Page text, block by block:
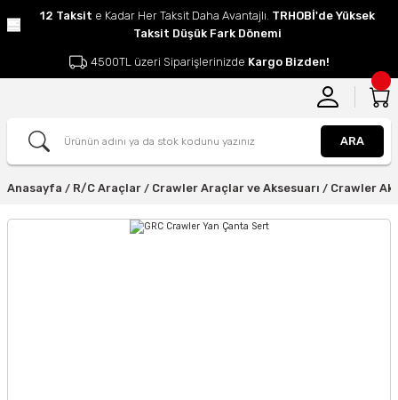
12 Taksit e Kadar Her Taksit Daha Avantajlı. TRHOBİ'de Yüksek
Taksit Düşük Fark Dönemi
4500TL üzeri Siparişlerinizde Kargo Bizden!
ARA
Anasayfa R/C Araçlar Crawler Araçlar ve Aksesuarı Crawler